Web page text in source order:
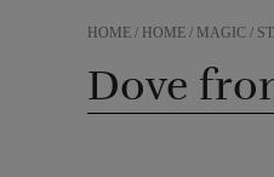
HOME / HOME / MAGIC /
Dove